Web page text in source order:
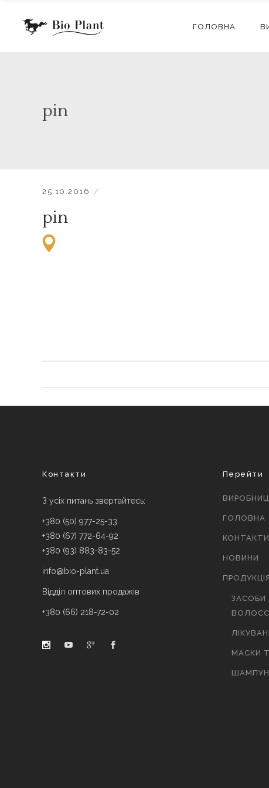
ГОЛОВНА
pin
25.10.2016
pin
Контакти
З усіх питань звертайтесь:
+380 (50) 977-25-33
+380 (67) 772-64-92
+380 (93) 883-83-52
info@bio-plant.ua
Відділ оптових продажів
+380 (66) 218-72-02
Перейти
ГОЛОВНА
КОНТАКТИ
НОВИНИ
ПРОДУКЦІЯ
ЗАСОБИ
МАСКИ